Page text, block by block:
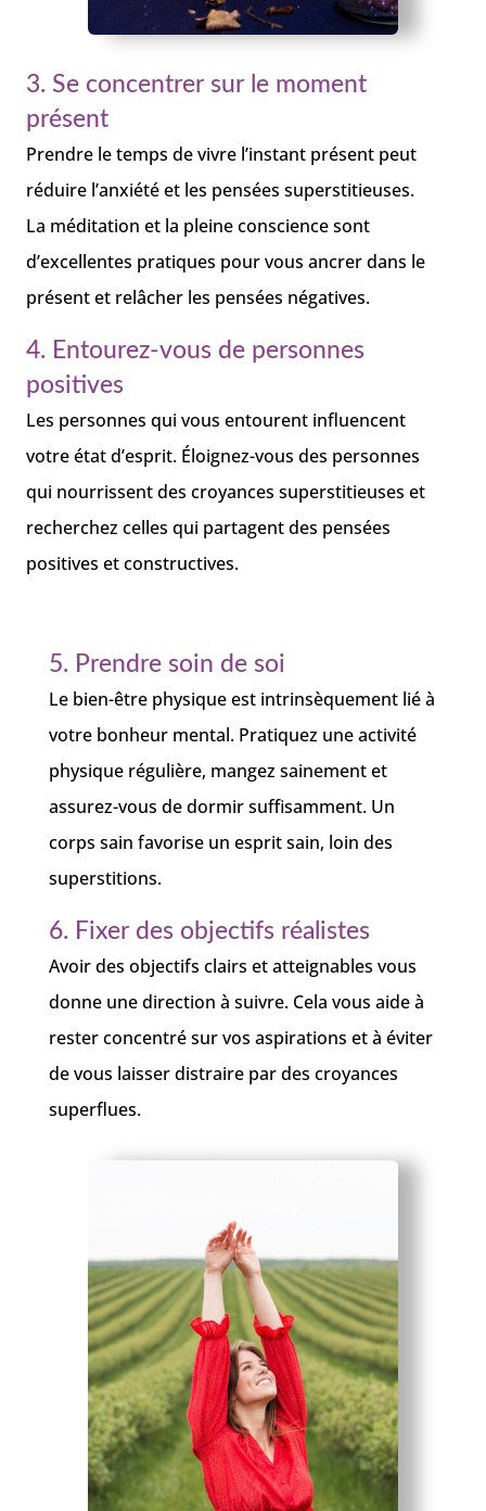
3. Se concentrer sur le moment
présent
Prendre le temps de vivre l’instant présent peut
réduire l’anxiété et les pensées superstitieuses.
La méditation et la pleine conscience sont
d’excellentes pratiques pour vous ancrer dans le
présent et relâcher les pensées négatives.
4. Entourez-vous de personnes
positives
Les personnes qui vous entourent influencent
votre état d’esprit. Éloignez-vous des personnes
qui nourrissent des croyances superstitieuses et
recherchez celles qui partagent des pensées
positives et constructives.
5. Prendre soin de soi
Le bien-être physique est intrinsèquement lié à
votre bonheur mental. Pratiquez une activité
physique régulière, mangez sainement et
assurez-vous de dormir suffisamment. Un
corps sain favorise un esprit sain, loin des
superstitions.
6. Fixer des objectifs réalistes
Avoir des objectifs clairs et atteignables vous
donne une direction à suivre. Cela vous aide à
rester concentré sur vos aspirations et à éviter
de vous laisser distraire par des croyances
superflues.